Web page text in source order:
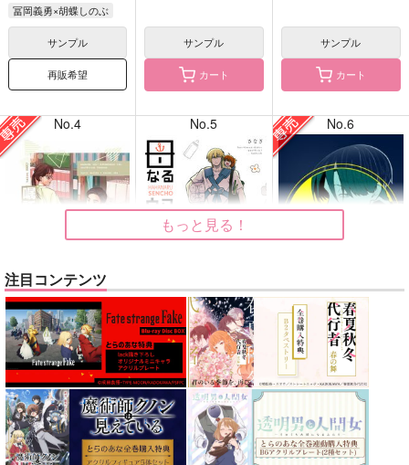
冨岡義勇×胡蝶しのぶ
サンプル
再販希望
サンプル
カート
サンプル
カート
No.4
嘱託の成田さん2
体温
専売 715 円 （税込）
カラオケ行こ!
成田狂児×岡聡実
サンプル
No.5
母なる船長
なんちゃって語録
1,100円（税込）
Fate/Grand Order
イアソン
藤丸立香
サンプル
No.6
OUR
炎上生活
専売 787円（税込）
マックス×カート
サンプル
もっと見る！
注目コンテンツ